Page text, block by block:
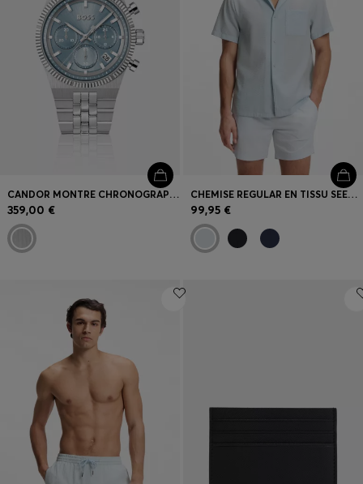
CANDOR MONTRE CHRONOGRAPHE À CADRAN BLEU ET LUNETTE CANNELÉE
359,00 €
CHEMISE REGULAR EN TISSU SEERSUCKER
99,95 €